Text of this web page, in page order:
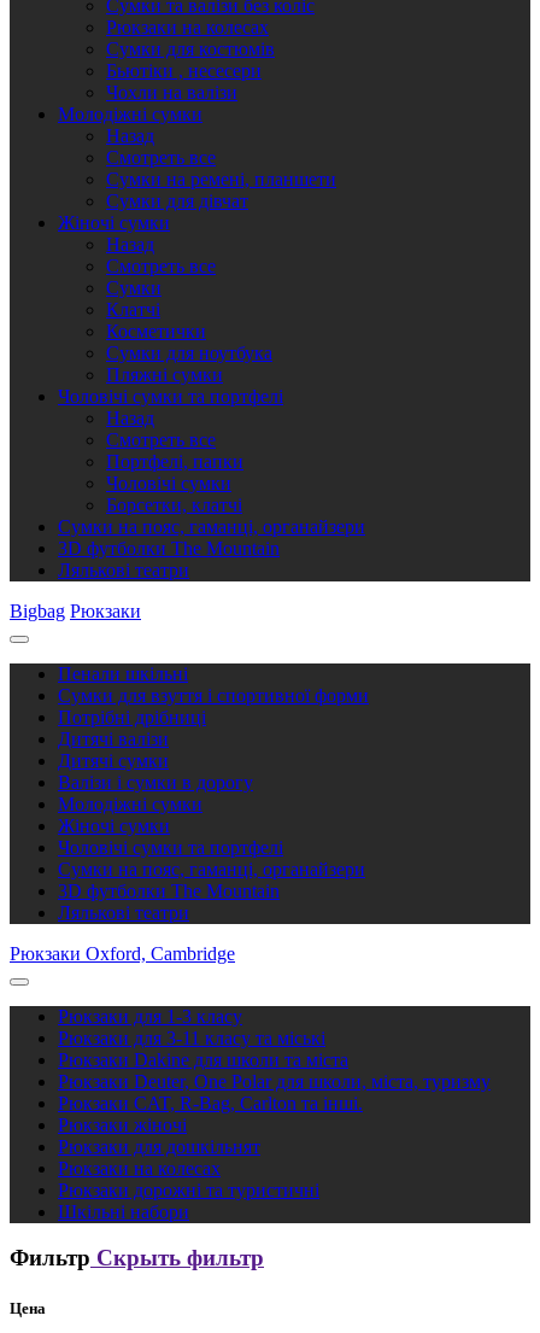
Сумки та валізи без коліс
Рюкзаки на колесах
Сумки для костюмів
Бьютіки , несесери
Чохли на валізи
Молодіжні сумки
Назад
Смотреть все
Сумки на ремені, планшети
Сумки для дівчат
Жіночі сумки
Назад
Смотреть все
Сумки
Клатчі
Косметички
Сумки для ноутбука
Пляжні сумки
Чоловічі сумки та портфелі
Назад
Смотреть все
Портфелі, папки
Чоловічі сумки
Борсетки, клатчі
Сумки на пояс, гаманці, органайзери
3D футболки The Mountain
Лялькові театри
Bigbag Рюкзаки
Пенали шкільні
Сумки для взуття і спортивної форми
Потрібні дрібниці
Дитячі валізи
Дитячі сумки
Валізи і сумки в дорогу
Молодіжні сумки
Жіночі сумки
Чоловічі сумки та портфелі
Сумки на пояс, гаманці, органайзери
3D футболки The Mountain
Лялькові театри
Рюкзаки Oxford, Cambridge
Рюкзаки для 1-3 класу
Рюкзаки для 3-11 класу та міські
Рюкзаки Dakine для школи та міста
Рюкзаки Deuter, One Polar для школи, міста, туризму
Рюкзаки CAT, R-Bag, Carlton та інші.
Рюкзаки жіночі
Рюкзаки для дошкільнят
Рюкзаки на колесах
Рюкзаки дорожні та туристичні
Шкільні набори
Фильтр Скрыть фильтр
Цена